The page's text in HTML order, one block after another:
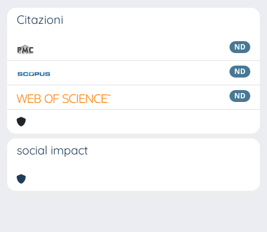
Citazioni
ND
ND
ND
social impact